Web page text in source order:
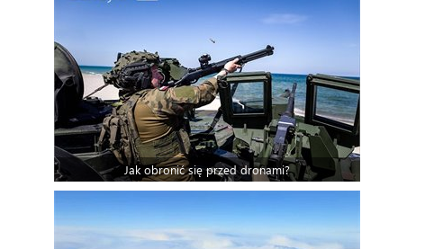
Jak obronić się przed dronami?